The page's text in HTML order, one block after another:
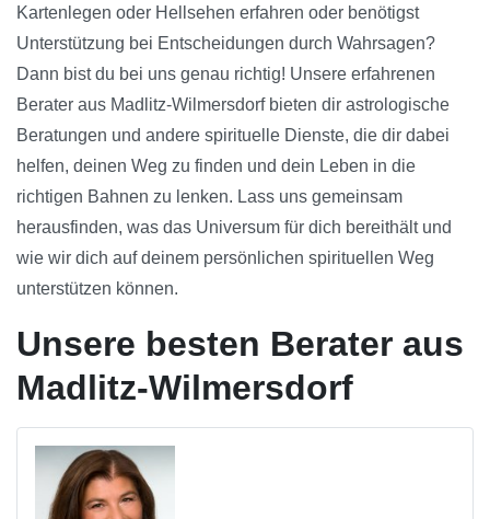
Kartenlegen oder Hellsehen erfahren oder benötigst
Unterstützung bei Entscheidungen durch Wahrsagen?
Dann bist du bei uns genau richtig! Unsere erfahrenen
Berater aus Madlitz-Wilmersdorf bieten dir astrologische
Beratungen und andere spirituelle Dienste, die dir dabei
helfen, deinen Weg zu finden und dein Leben in die
richtigen Bahnen zu lenken. Lass uns gemeinsam
herausfinden, was das Universum für dich bereithält und
wie wir dich auf deinem persönlichen spirituellen Weg
unterstützen können.
Unsere besten Berater aus
Madlitz-Wilmersdorf